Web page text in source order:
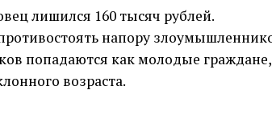
лишился 160 тысяч рублей.
напору
попадаются как молодые
возраста.